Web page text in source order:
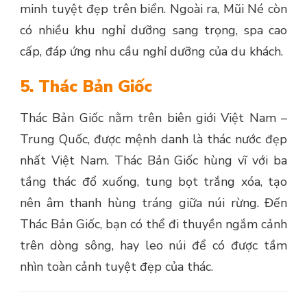
minh tuyệt đẹp trên biển. Ngoài ra, Mũi Né còn
có nhiều khu nghỉ dưỡng sang trọng, spa cao
cấp, đáp ứng nhu cầu nghỉ dưỡng của du khách.
5. Thác Bản Giốc
Thác Bản Giốc nằm trên biên giới Việt Nam –
Trung Quốc, được mệnh danh là thác nước đẹp
nhất Việt Nam. Thác Bản Giốc hùng vĩ với ba
tầng thác đổ xuống, tung bọt trắng xóa, tạo
nên âm thanh hùng tráng giữa núi rừng. Đến
Thác Bản Giốc, bạn có thể đi thuyền ngắm cảnh
trên dòng sông, hay leo núi để có được tầm
nhìn toàn cảnh tuyệt đẹp của thác.